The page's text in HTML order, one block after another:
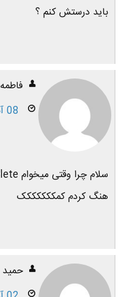
باید درستش کنم ؟
فاطمه
08 آبان 1398
سلام چرا وقتی میخوام delete اکانت کنم کد برام نمیاد
هنگ کردم کمککککککک
حمید